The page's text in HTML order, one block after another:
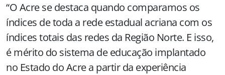
“O Acre se destaca quando comparamos os
índices de toda a rede estadual acriana com os
índices totais das redes da Região Norte. E isso,
é mérito do sistema de educação implantado
no Estado do Acre a partir da experiência